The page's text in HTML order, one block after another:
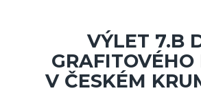
VÝLET 7.B
GRAFITOVÉHO
V ČESKÉM